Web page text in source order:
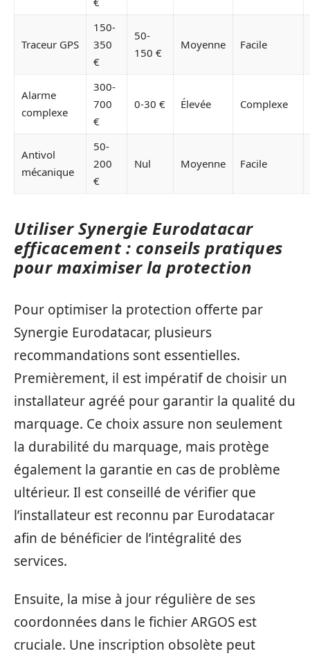
Traceur GPS
150-
350
€
50-
150 €
Moyenne Facile
Alarme
complexe
300-
700
€
0-30 € Élevée Complexe
Antivol
mécanique
50-
200
€
Nul Moyenne Facile
Utiliser Synergie Eurodatacar
efficacement : conseils pratiques
pour maximiser la protection
Pour optimiser la protection offerte par
Synergie Eurodatacar, plusieurs
recommandations sont essentielles.
Premièrement, il est impératif de choisir un
installateur agréé pour garantir la qualité du
marquage. Ce choix assure non seulement
la durabilité du marquage, mais protège
également la garantie en cas de problème
ultérieur. Il est conseillé de vérifier que
l’installateur est reconnu par Eurodatacar
afin de bénéficier de l’intégralité des
services.
Ensuite, la mise à jour régulière de ses
coordonnées dans le fichier ARGOS est
cruciale. Une inscription obsolète peut